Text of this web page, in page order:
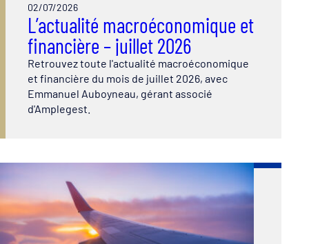
02/07/2026
L’actualité macroéconomique et
financière – juillet 2026
Retrouvez toute l'actualité macroéconomique
et financière du mois de juillet 2026, avec
Emmanuel Auboyneau, gérant associé
d'Amplegest.